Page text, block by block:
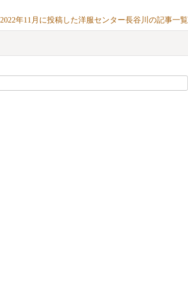
2022年11月に投稿した洋服センター長谷川の記事一覧